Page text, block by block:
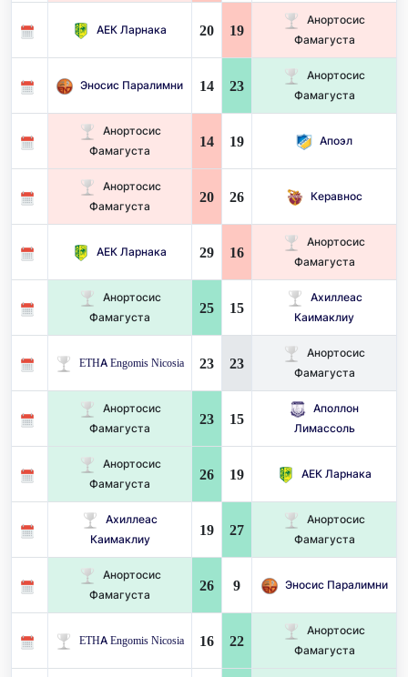
АЕК Ларнака 20 19
Анортосис
Фамагуста
Эносис Паралимни 14 23
Анортосис
Фамагуста
Анортосис
Фамагуста
14 19 Апоэл
Анортосис
Фамагуста
20 26 Керавнос
АЕК Ларнака 29 16
Анортосис
Фамагуста
Анортосис
Фамагуста
25 15
Ахиллеас
Каимаклиу
ETHA Engomis Nicosia 23 23
Анортосис
Фамагуста
Анортосис
Фамагуста
23 15
Аполлон
Лимассоль
Анортосис
Фамагуста
26 19 АЕК Ларнака
Ахиллеас
Каимаклиу
19 27
Анортосис
Фамагуста
Анортосис
Фамагуста
26 9 Эносис Паралимни
ETHA Engomis Nicosia 16 22
Анортосис
Фамагуста